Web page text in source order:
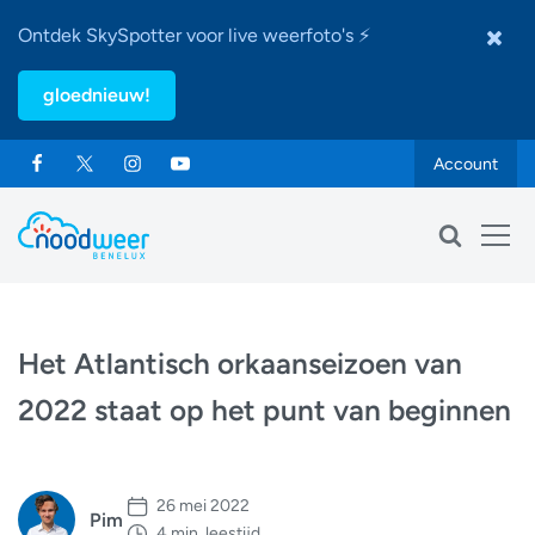
Ontdek SkySpotter voor live weerfoto's ⚡
gloednieuw!
Account
Het Atlantisch orkaanseizoen van
2022 staat op het punt van beginnen
Pim
26 mei 2022